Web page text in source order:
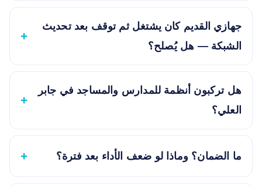
جهازي القديم كان يشتغل ثم توقف بعد تحديث
الشبكة — هل يُصلح؟
هل تركبون أنظمة للمدارس والمساجد في جابر
العلي؟
ما الضمان؟ وماذا لو ضعف الأداء بعد فترة؟